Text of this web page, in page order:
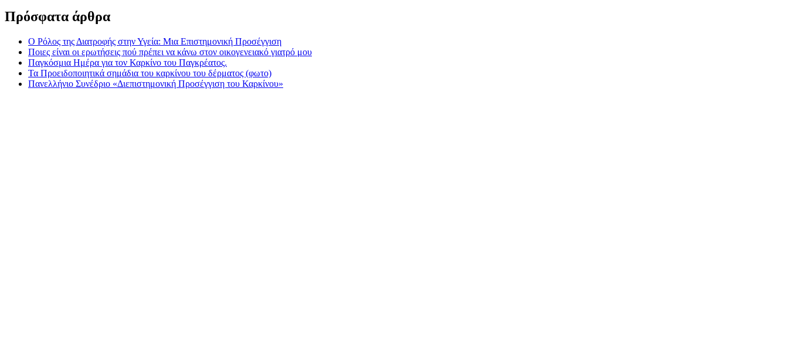
Πρόσφατα άρθρα
Ο Ρόλος της Διατροφής στην Υγεία: Μια Επιστημονική Προσέγγιση
Ποιες είναι οι ερωτήσεις πού πρέπει να κάνω στον οικογενειακό γιατρό μου
Παγκόσμια Ημέρα για τον Καρκίνο του Παγκρέατος.
Τα Προειδοποιητικά σημάδια του καρκίνου του δέρματος (φωτο)
Πανελλήνιο Συνέδριο «Διεπιστημονική Προσέγγιση του Καρκίνου»